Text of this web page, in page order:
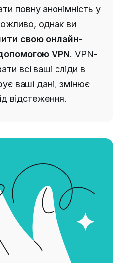
повну анонімність у
однак ви
свою онлайн-
VPN. VPN-
всі ваші сліди в
ваші дані, змінює
відстеження.